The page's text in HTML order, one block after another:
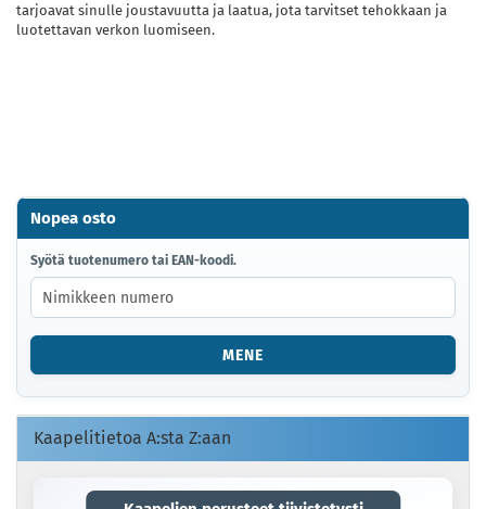
tarjoavat sinulle joustavuutta ja laatua, jota tarvitset tehokkaan ja
luotettavan verkon luomiseen.
Nopea osto
SYÖTÄ
TUOTENUMERO
TAI
EAN-
KOODI.
Syötä tuotenumero tai EAN-koodi.
MENE
Kaapelitietoa A:sta Z:aan